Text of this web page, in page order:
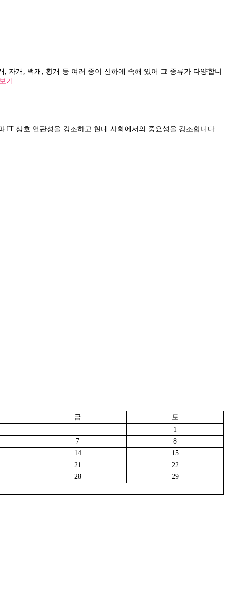
자개, 백개, 황개 등 여러 종이 산하에 속해 있어 그 종류가 다양합니
기…
상호 연관성을 강조하고 현대 사회에서의 중요성을 강조합니다.
금
토
1
7
8
14
15
21
22
28
29